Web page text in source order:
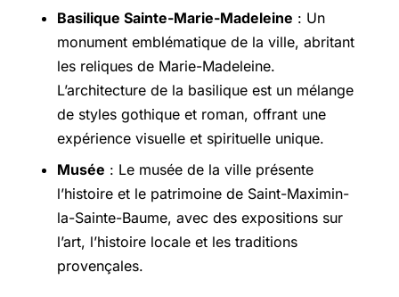
Basilique Sainte-Marie-Madeleine : Un
monument emblématique de la ville, abritant
les reliques de Marie-Madeleine.
L’architecture de la basilique est un mélange
de styles gothique et roman, offrant une
expérience visuelle et spirituelle unique.
Musée : Le musée de la ville présente
l’histoire et le patrimoine de Saint-Maximin-
la-Sainte-Baume, avec des expositions sur
l’art, l’histoire locale et les traditions
provençales.